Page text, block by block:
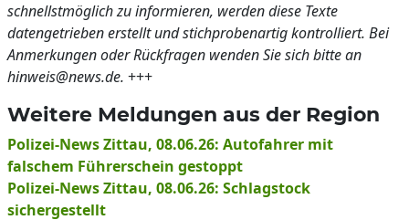
schnellstmöglich zu informieren, werden diese Texte
datengetrieben erstellt und stichprobenartig kontrolliert. Bei
Anmerkungen oder Rückfragen wenden Sie sich bitte an
hinweis@news.de. +++
Weitere Meldungen aus der Region
Polizei-News Zittau, 08.06.26: Autofahrer mit
falschem Führerschein gestoppt
Polizei-News Zittau, 08.06.26: Schlagstock
sichergestellt